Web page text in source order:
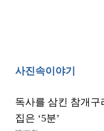
사진속이야기
독사를 삼킨 참개
집은 ‘5분’